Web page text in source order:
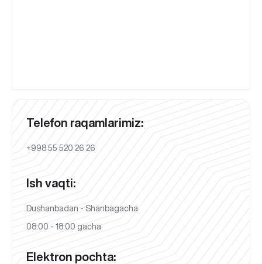
Telefon raqamlarimiz:
+998 55 520 26 26
Ish vaqti:
Dushanbadan - Shanbagacha
08:00 - 18:00 gacha
Elektron pochta: